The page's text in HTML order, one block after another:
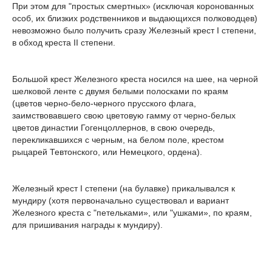
При этом для "простых смертных» (исключая коронованных
особ, их близких родственников и выдающихся полководцев)
невозможно было получить сразу Железный крест I степени,
в обход креста II степени.
Большой крест Железного креста носился на шее, на черной
шелковой ленте с двумя белыми полосками по краям
(цветов черно-бело-черного прусского флага,
заимствовавшего свою цветовую гамму от черно-белых
цветов династии Гогенцоллернов, в свою очередь,
перекликавшихся с черным, на белом поле, крестом
рыцарей Тевтонского, или Немецкого, ордена).
Железный крест I степени (на булавке) прикалывался к
мундиру (хотя первоначально существовал и вариант
Железного креста с "петельками», или "ушками», по краям,
для пришивания награды к мундиру).